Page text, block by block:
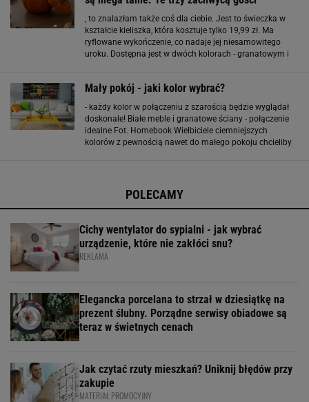
, to znalazłam także coś dla ciebie. Jest to świeczka w
kształcie kieliszka, która kosztuje tylko 19,99 zł. Ma
ryflowane wykończenie, co nadaje jej niesamowitego
uroku. Dostępna jest w dwóch kolorach - granatowym i
Mały pokój - jaki kolor wybrać?
- każdy kolor w połączeniu z szarością będzie wyglądał
doskonale! Białe meble i granatowe ściany - połączenie
idealne Fot. Homebook Wielbiciele ciemniejszych
kolorów z pewnością nawet do małego pokoju chcieliby
POLECAMY
Cichy wentylator do sypialni - jak wybrać
urządzenie, które nie zakłóci snu?
REKLAMA
Elegancka porcelana to strzał w dziesiątkę na
prezent ślubny. Porządne serwisy obiadowe są
teraz w świetnych cenach
Jak czytać rzuty mieszkań? Uniknij błędów przy
zakupie
MATERIAŁ PROMOCYJNY